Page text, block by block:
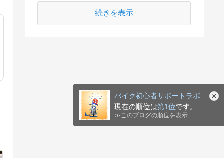
バイク初心者サポートラボ
現在の順位は第1位です。
≫ このブログの順位を表示
続きを表示